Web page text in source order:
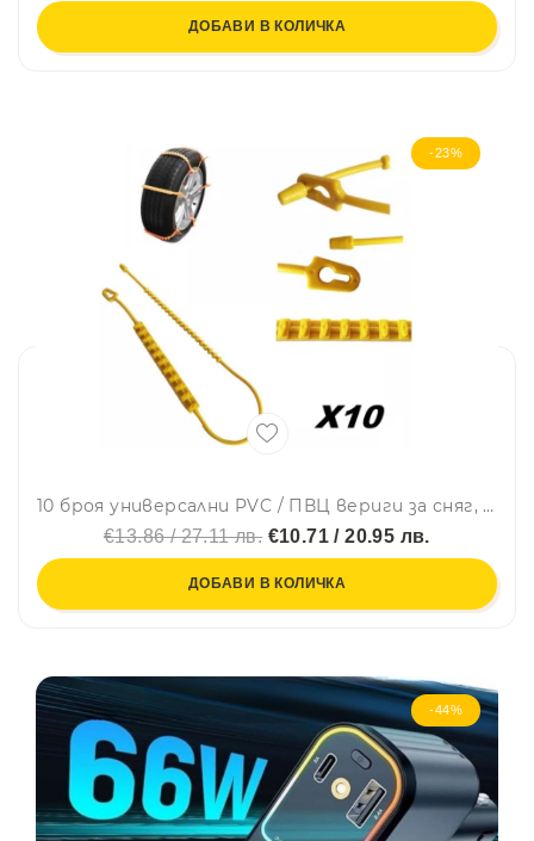
ДОБАВИ В КОЛИЧКА
-23%
10 броя универсални PVC / ПВЦ вериги за сняг, лед, кал. 14 -19 цола гуми. Бърз и лесен монтаж
€13.86 / 27.11 лв.€10.71 / 20.95 лв.
ДОБАВИ В КОЛИЧКА
-44%